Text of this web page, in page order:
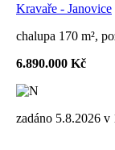
Kravaře - Janovice
chalupa 170 m²,
6.890.000 Kč
zadáno 5.8.2026 v